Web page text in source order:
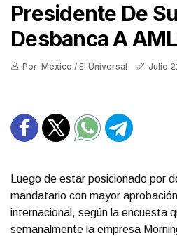
Presidente De
Desbanca A
Por: México / El Universal Julio
Luego de estar posicionado por
mandatario con mayor
internacional, según la encuesta
semanalmente la empresa